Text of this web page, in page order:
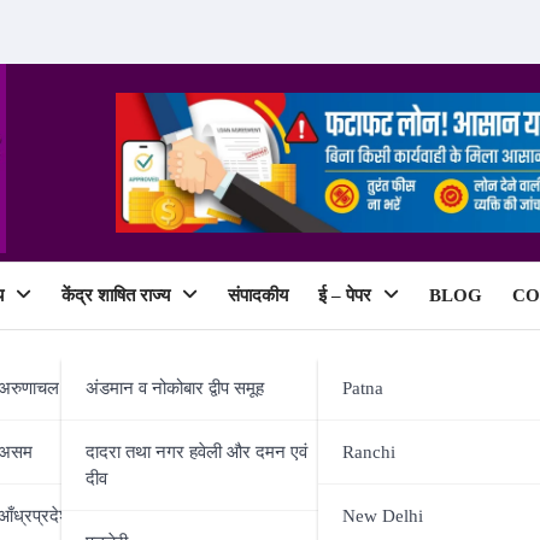
प्रदेश
केंद्र शाषित राज्य
अंडमान व नोकोबार द्वीप समूह
दादरा तथा नगर हवेली और दमन एवं
दीव
संपादकीय ई – पेपर
Patna
Ranchi
New Delhi
BLOG
हाईकोर्ट ने याचिका किया खारिज,